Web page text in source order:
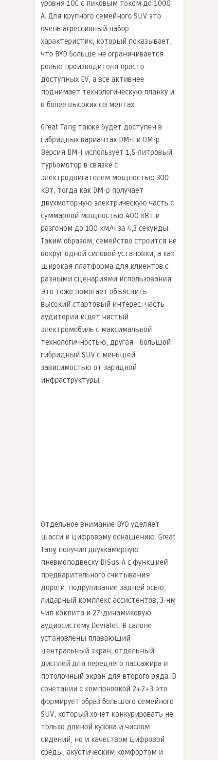
уровня 10C с пиковым током до 1000
А. Для крупного семейного SUV это
очень агрессивный набор
характеристик, который показывает,
что BYD больше не ограничивается
ролью производителя просто
доступных EV, а все активнее
поднимает технологическую планку и
в более высоких сегментах.
Great Tang также будет доступен в
гибридных вариантах DM-i и DM-p.
Версия DM-i использует 1,5-литровый
турбомотор в связке с
электродвигателем мощностью 300
кВт, тогда как DM-p получает
двухмоторную электрическую часть с
суммарной мощностью 400 кВт и
разгоном до 100 км/ч за 4,3 секунды.
Таким образом, семейство строится не
вокруг одной силовой установки, а как
широкая платформа для клиентов с
разными сценариями использования.
Это тоже помогает объяснить
высокий стартовый интерес: часть
аудитории ищет чистый
электромобиль с максимальной
технологичностью, другая - большой
гибридный SUV с меньшей
зависимостью от зарядной
инфраструктуры.
Отдельное внимание BYD уделяет
шасси и цифровому оснащению. Great
Tang получил двухкамерную
пневмоподвеску DiSus-A с функцией
предварительного считывания
дороги, подруливание задней осью,
лидарный комплекс ассистентов, 3-нм
чип кокпита и 27-динамиковую
аудиосистему Devialet. В салоне
установлены плавающий
центральный экран, отдельный
дисплей для переднего пассажира и
потолочный экран для второго ряда. В
сочетании с компоновкой 2+2+3 это
формирует образ большого семейного
SUV, который хочет конкурировать не
только длиной кузова и числом
сидений, но и качеством цифровой
среды, акустическим комфортом и